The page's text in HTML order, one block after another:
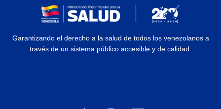
Garantizando el derecho a la salud de todos los venezolanos a
través de un sistema público accesible y de calidad.